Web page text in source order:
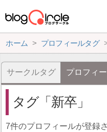
ホーム プロフィールタグ
サークルタグ プロフィ
タグ 新卒
7件のプロフィールが登録